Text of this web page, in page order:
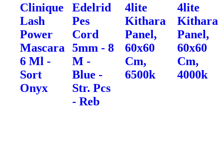
Clinique
Lash
Power
Mascara
6 Ml -
Sort
Onyx
Edelrid
Pes
Cord
5mm - 8
M -
Blue -
Str. Pcs
- Reb
4lite
Kithara
Panel,
60x60
Cm,
6500k
4lite
Kithara
Panel,
60x60
Cm,
4000k